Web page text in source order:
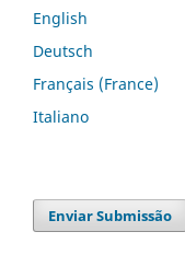
English
Deutsch
Français (France)
Italiano
Enviar Submissão